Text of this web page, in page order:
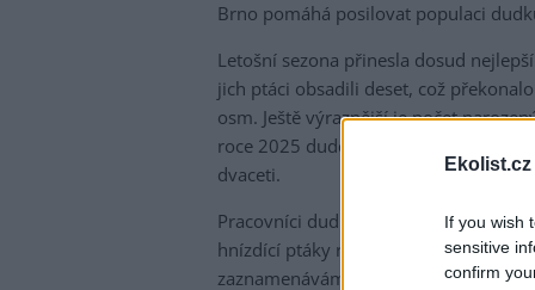
Ekolist.cz
If you wish
sensitive
confirm
Brno pomáhá posilovat populaci
Letošní sezona přinesla dosud
jich ptáci obsadili deset, což
osm. Ještě výraznější je počet
roce 2025 dudci vyvedli 36 mláďat a
dvaceti.
Pracovníci dudníky pravidelně
hnízdící ptáky rušili co nejméně.
zaznamenáváme i to, pokud budku